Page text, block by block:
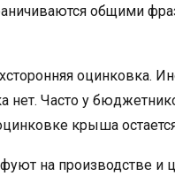
общими
оцинковка.
нет. Часто у
крыша
на производстве и